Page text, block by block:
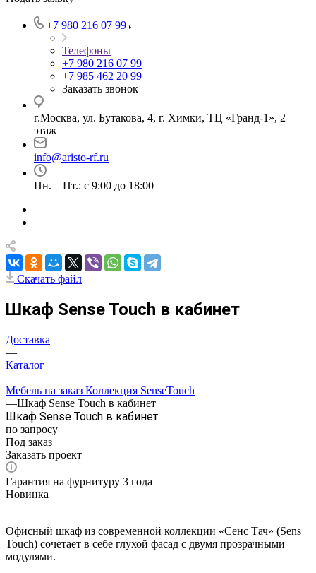
+7 980 216 07 99
Телефоны
+7 980 216 07 99
+7 985 462 20 99
Заказать звонок
г.Москва, ул. Бутакова, 4, г. Химки, ТЦ «Гранд-1», 2
этаж
info@aristo-rf.ru
Пн. – Пт.: с 9:00 до 18:00
Скачать файл
Шкаф Sense Touch в кабинет
Доставка
—
Каталог
—
Мебель на заказ Коллекция SenseTouch
—Шкаф Sense Touch в кабинет
Шкаф Sense Touch в кабинет
по запросу
Под заказ
Заказать проект
Гарантия на фурнитуру 3 года
Новинка
Офисный шкаф из современной коллекции «Сенс Тач» (Sens
Touch) сочетает в себе глухой фасад с двумя прозрачными
модулями.